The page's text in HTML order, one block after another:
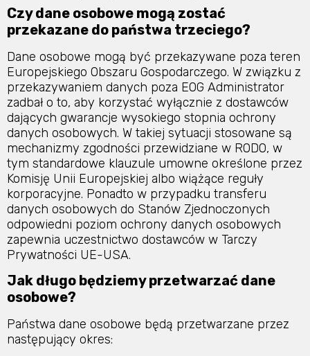
Czy dane osobowe mogą zostać
przekazane do państwa trzeciego?
Dane osobowe mogą być przekazywane poza teren
Europejskiego Obszaru Gospodarczego. W związku z
przekazywaniem danych poza EOG Administrator
zadbał o to, aby korzystać wyłącznie z dostawców
dających gwarancje wysokiego stopnia ochrony
danych osobowych. W takiej sytuacji stosowane są
mechanizmy zgodności przewidziane w RODO, w
tym standardowe klauzule umowne określone przez
Komisję Unii Europejskiej albo wiążące reguły
korporacyjne. Ponadto w przypadku transferu
danych osobowych do Stanów Zjednoczonych
odpowiedni poziom ochrony danych osobowych
zapewnia uczestnictwo dostawców w Tarczy
Prywatności UE-USA.
Jak długo będziemy przetwarzać dane
osobowe?
Państwa dane osobowe będą przetwarzane przez
następujący okres: